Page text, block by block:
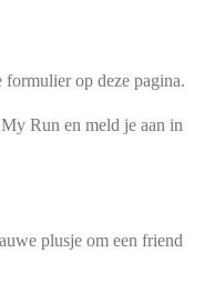
op deze pagina.
Run en meld je aan in
plusje om een friend